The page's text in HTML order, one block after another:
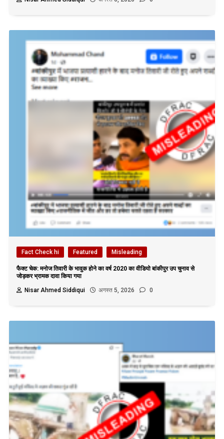
Fact Check hi Featured Misleading
फैक्ट चेक: मनोज तिवारी के भावुक होने का वर्ष 2020 का वीडियो बांकीपुर उप चुनाव से
जोड़कर भ्रामक दावा किया गया
Nisar Ahmed Siddiqui
अगस्त 5, 2026 0